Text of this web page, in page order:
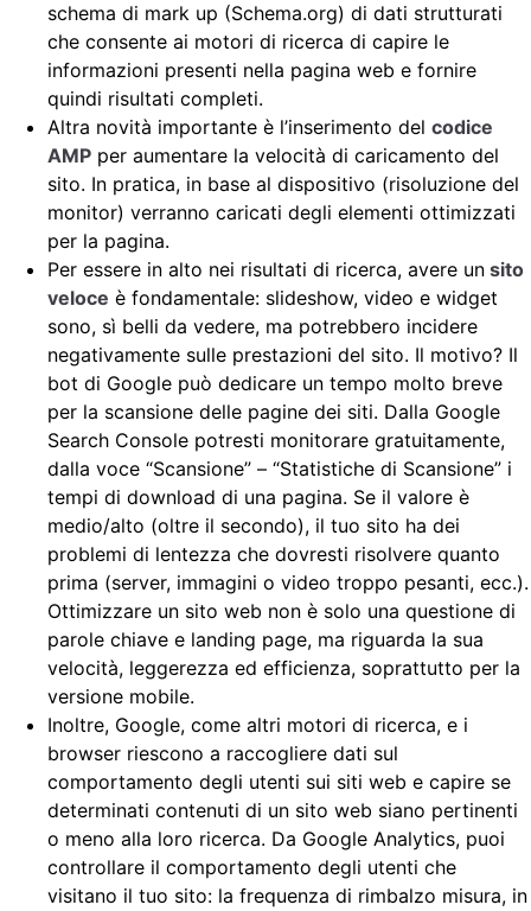
schema di mark up (Schema.org) di dati strutturati
che consente ai motori di ricerca di capire le
informazioni presenti nella pagina web e fornire
quindi risultati completi.
Altra novità importante è l’inserimento del codice
AMP per aumentare la velocità di caricamento del
sito. In pratica, in base al dispositivo (risoluzione del
monitor) verranno caricati degli elementi ottimizzati
per la pagina.
Per essere in alto nei risultati di ricerca, avere un sito
veloce è fondamentale: slideshow, video e widget
sono, sì belli da vedere, ma potrebbero incidere
negativamente sulle prestazioni del sito. Il motivo? Il
bot di Google può dedicare un tempo molto breve
per la scansione delle pagine dei siti. Dalla Google
Search Console potresti monitorare gratuitamente,
dalla voce “Scansione” – “Statistiche di Scansione” i
tempi di download di una pagina. Se il valore è
medio/alto (oltre il secondo), il tuo sito ha dei
problemi di lentezza che dovresti risolvere quanto
prima (server, immagini o video troppo pesanti, ecc.).
Ottimizzare un sito web non è solo una questione di
parole chiave e landing page, ma riguarda la sua
velocità, leggerezza ed efficienza, soprattutto per la
versione mobile.
Inoltre, Google, come altri motori di ricerca, e i
browser riescono a raccogliere dati sul
comportamento degli utenti sui siti web e capire se
determinati contenuti di un sito web siano pertinenti
o meno alla loro ricerca. Da Google Analytics, puoi
controllare il comportamento degli utenti che
visitano il tuo sito: la frequenza di rimbalzo misura, in